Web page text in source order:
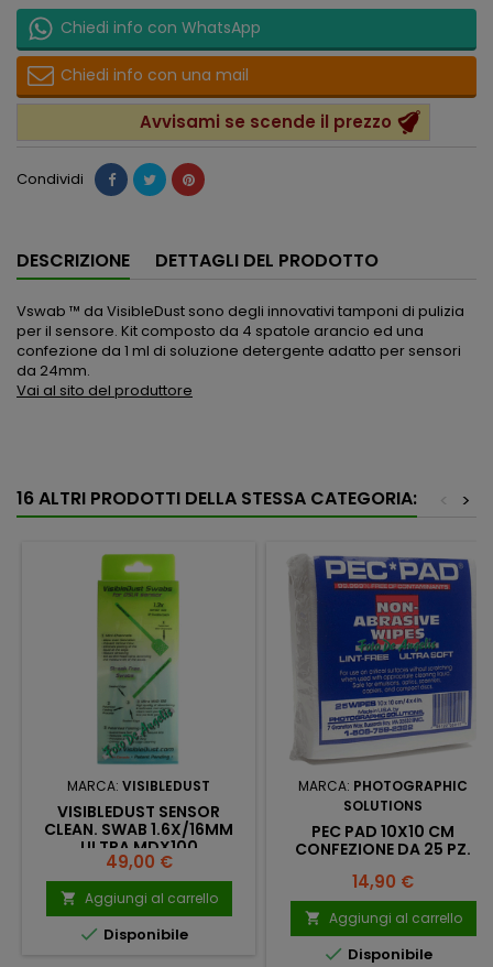
Chiedi info con WhatsApp
Chiedi info con una mail
Avvisami se scende il prezzo
Condividi
DESCRIZIONE DETTAGLI DEL PRODOTTO
Vswab ™ da VisibleDust sono degli innovativi tamponi di pulizia
per il sensore. Kit composto da 4 spatole arancio ed una
confezione da 1 ml di soluzione detergente adatto per sensori
da 24mm.
Vai al sito del produttore
16 ALTRI PRODOTTI DELLA STESSA CATEGORIA: >
<
MARCA: VISIBLEDUST
VISIBLEDUST SENSOR
CLEAN. SWAB 1.6X/16MM
ULTRA MDX100
Prezzo
49,00 €
 Aggiungi al carrello
 Disponibile
MARCA: PHOTOGRAPHIC
SOLUTIONS
PEC PAD 10X10 CM
CONFEZIONE DA 25 PZ.
Prezzo
14,90 €
 Aggiungi al carrello
 Disponibile